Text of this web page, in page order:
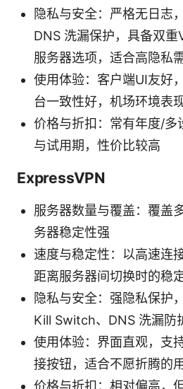
隐私与安全：严格无日志
DNS 洗漏保护，具备双
服务器选项，适合高隐私
使用体验：客户端UI友好
台一致性好，机场环境表
价格与折扣：常有年度/多
与试用期，性价比较高
ExpressVPN
服务器数量与覆盖：覆盖
务器稳定性强
速度与稳定性：以高速连
距离服务器间切换时的稳
隐私与安全：强隐私保护
Kill Switch、DNS 洗漏防
使用体验：界面直观，支
接按钮，适合不愿折腾的
价格与折扣：相对偏高，